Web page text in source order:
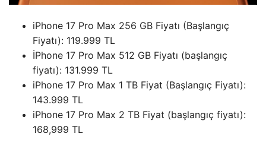
iPhone 17 Pro Max 256 GB Fiyatı (Başlangıç ​​
Fiyatı): 119.999 TL
İPhone 17 Pro Max 512 GB Fiyatı (başlangıç ​​
fiyatı): 131.999 TL
iPhone 17 Pro Max 1 TB Fiyat (Başlangıç ​​Fiyatı):
143.999 TL
iPhone 17 Pro Max 2 TB Fiyat (başlangıç ​​fiyatı):
168,999 TL